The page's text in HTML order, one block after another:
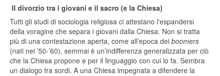
Il divorzio tra i giovani e il sacro (e la Chiesa)
Tutti gli studi di sociologia religiosa ci attestano l'espandersi
della voragine che separa i giovani dalla Chiesa. Non si tratta
più di una contestazione aperta, come all’epoca dei boomers
(nati nei ’50-’60), semmai è un’indifferenza generalizzata per ciò
che la Chiesa propone e per il linguaggio con cui lo fa. Sembra
un dialogo tra sordi. A una Chiesa impegnata a difendere la